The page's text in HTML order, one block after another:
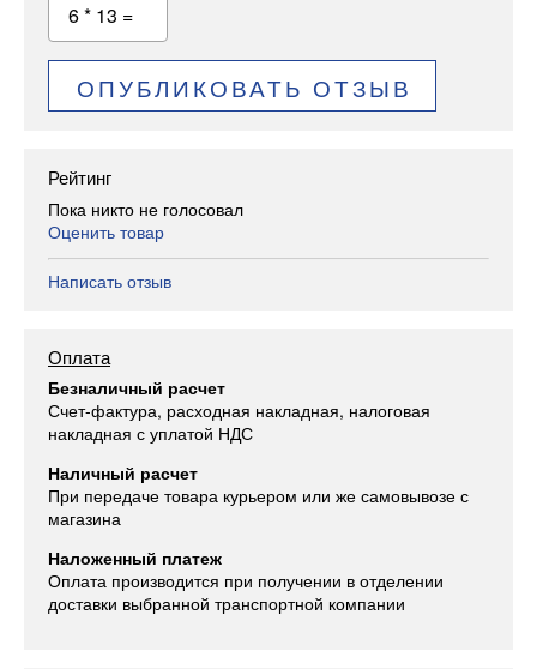
6 * 13 =
ОПУБЛИКОВАТЬ ОТЗЫВ
Рейтинг
Пока никто не голосовал
Оценить товар
Написать отзыв
Оплата
Безналичный расчет
Счет-фактура, расходная накладная, налоговая
накладная с уплатой НДС
Наличный расчет
При передаче товара курьером или же самовывозе с
магазина
Наложенный платеж
Оплата производится при получении в отделении
доставки выбранной транспортной компании